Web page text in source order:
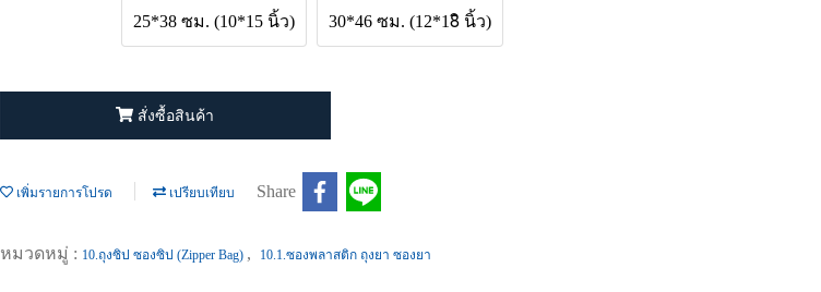
25*38 ซม. (10*15 นิ้ว) 30*46 ซม. (12*18ิ นิ้ว)
สั่งซื้อสินค้า
เพิ่มรายการโปรด เปรียบเทียบ Share
หมวดหมู่ : 10.ถุงซิป ซองซิป (Zipper Bag) , 10.1.ซองพลาสติก ถุงยา ซองยา